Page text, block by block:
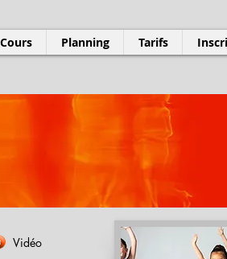
Cours Planning Tarifs
Vidéo